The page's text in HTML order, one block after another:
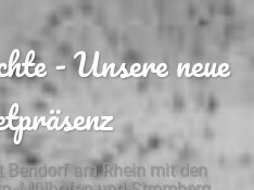
- Unsere neue
Bendorf am Rhein mit den